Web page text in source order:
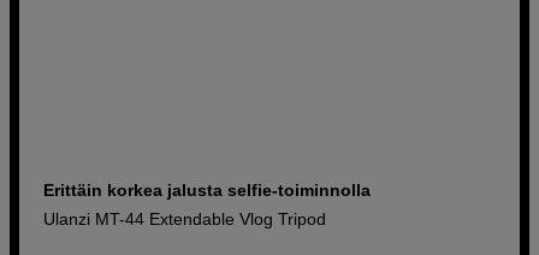
Erittäin korkea jalusta selfie-toiminnolla
Ulanzi MT-44 Extendable Vlog Tripod